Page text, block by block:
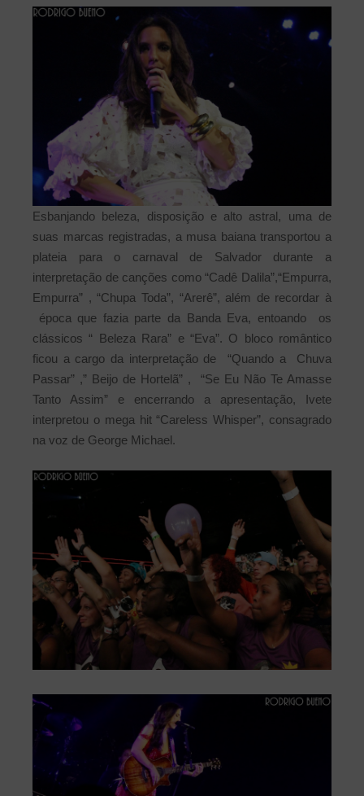
Esbanjando beleza, disposição e alto astral, uma de
suas marcas registradas, a musa baiana transportou a
plateia para o carnaval de Salvador durante a
interpretação de canções como “Cadê Dalila”,“Empurra,
Empurra” , “Chupa Toda”, “Arerê”, além de recordar à
época que fazia parte da Banda Eva, entoando os
clássicos “ Beleza Rara” e “Eva”. O bloco romântico
ficou a cargo da interpretação de “Quando a Chuva
Passar” ,” Beijo de Hortelã” , “Se Eu Não Te Amasse
Tanto Assim” e encerrando a apresentação, Ivete
interpretou o mega hit “Careless Whisper”, consagrado
na voz de George Michael.